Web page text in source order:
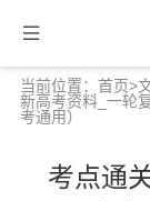
当前位置： 首页>
新高考资料_一轮
考通用）
考点通